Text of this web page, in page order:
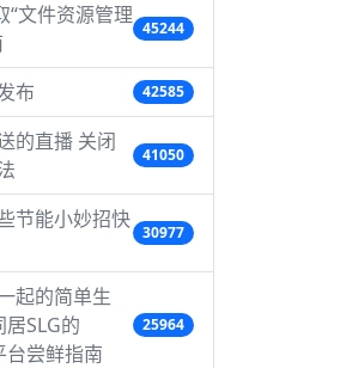
文件资源管理
45244
布 42585
的直播 关闭
41050
节能小妙招快
30977
起的简单生
SLG的
尝鲜指南
25964